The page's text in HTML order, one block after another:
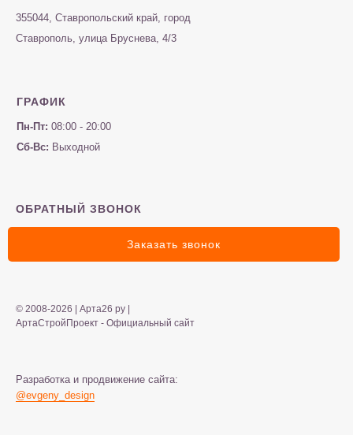
355044, Ставропольский край, город
Ставрополь, улица Бруснева, 4/3
ГРАФИК
Пн-Пт: 08:00 - 20:00
Сб-Вс: Выходной
© 2008-2026 | Арта26 ру |
АртаСтройПроект - Официальный сайт
Разработка и продвижение сайта:
@evgeny_design
ОБРАТНЫЙ ЗВОНОК
Заказать звонок